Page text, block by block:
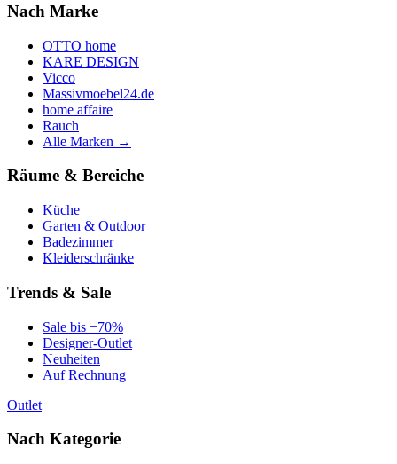
Nach Marke
OTTO home
KARE DESIGN
Vicco
Massivmoebel24.de
home affaire
Rauch
Alle Marken →
Räume & Bereiche
Küche
Garten & Outdoor
Badezimmer
Kleiderschränke
Trends & Sale
Sale bis −70%
Designer-Outlet
Neuheiten
Auf Rechnung
Outlet
Nach Kategorie